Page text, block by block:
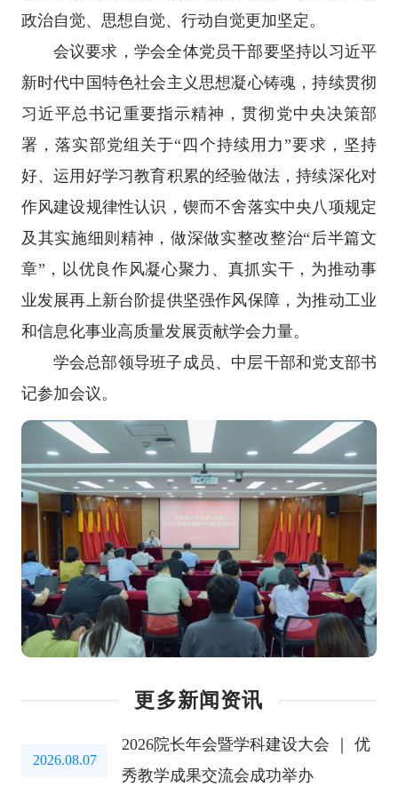
政治自觉、思想自觉、行动自觉更加坚定。
会议要求，学会全体党员干部要坚持以习近平
新时代中国特色社会主义思想凝心铸魂，持续贯彻
习近平总书记重要指示精神，贯彻党中央决策部
署，落实部党组关于“四个持续用力”要求，坚持
好、运用好学习教育积累的经验做法，持续深化对
作风建设规律性认识，锲而不舍落实中央八项规定
及其实施细则精神，做深做实整改整治“后半篇文
章”，以优良作风凝心聚力、真抓实干，为推动事
业发展再上新台阶提供坚强作风保障，为推动工业
和信息化事业高质量发展贡献学会力量。
学会总部领导班子成员、中层干部和党支部书
记参加会议。
更多新闻资讯
2026.08.07
2026院长年会暨学科建设大会 ｜ 优
秀教学成果交流会成功举办